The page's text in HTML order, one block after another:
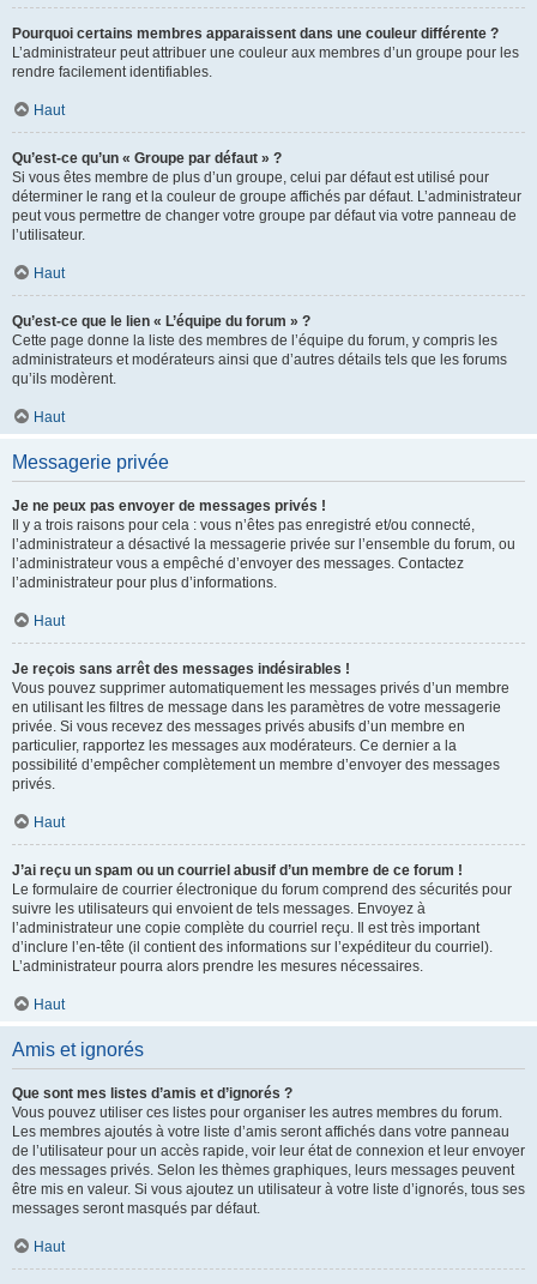
Pourquoi certains membres apparaissent dans une couleur différente ?
L’administrateur peut attribuer une couleur aux membres d’un groupe pour les
rendre facilement identifiables.
Haut
Qu’est-ce qu’un « Groupe par défaut » ?
Si vous êtes membre de plus d’un groupe, celui par défaut est utilisé pour
déterminer le rang et la couleur de groupe affichés par défaut. L’administrateur
peut vous permettre de changer votre groupe par défaut via votre panneau de
l’utilisateur.
Haut
Qu’est-ce que le lien « L’équipe du forum » ?
Cette page donne la liste des membres de l’équipe du forum, y compris les
administrateurs et modérateurs ainsi que d’autres détails tels que les forums
qu’ils modèrent.
Haut
Messagerie privée
Je ne peux pas envoyer de messages privés !
Il y a trois raisons pour cela : vous n’êtes pas enregistré et/ou connecté,
l’administrateur a désactivé la messagerie privée sur l’ensemble du forum, ou
l’administrateur vous a empêché d’envoyer des messages. Contactez
l’administrateur pour plus d’informations.
Haut
Je reçois sans arrêt des messages indésirables !
Vous pouvez supprimer automatiquement les messages privés d’un membre
en utilisant les filtres de message dans les paramètres de votre messagerie
privée. Si vous recevez des messages privés abusifs d’un membre en
particulier, rapportez les messages aux modérateurs. Ce dernier a la
possibilité d’empêcher complètement un membre d’envoyer des messages
privés.
Haut
J’ai reçu un spam ou un courriel abusif d’un membre de ce forum !
Le formulaire de courrier électronique du forum comprend des sécurités pour
suivre les utilisateurs qui envoient de tels messages. Envoyez à
l’administrateur une copie complète du courriel reçu. Il est très important
d’inclure l’en-tête (il contient des informations sur l’expéditeur du courriel).
L’administrateur pourra alors prendre les mesures nécessaires.
Haut
Amis et ignorés
Que sont mes listes d’amis et d’ignorés ?
Vous pouvez utiliser ces listes pour organiser les autres membres du forum.
Les membres ajoutés à votre liste d’amis seront affichés dans votre panneau
de l’utilisateur pour un accès rapide, voir leur état de connexion et leur envoyer
des messages privés. Selon les thèmes graphiques, leurs messages peuvent
être mis en valeur. Si vous ajoutez un utilisateur à votre liste d’ignorés, tous ses
messages seront masqués par défaut.
Haut